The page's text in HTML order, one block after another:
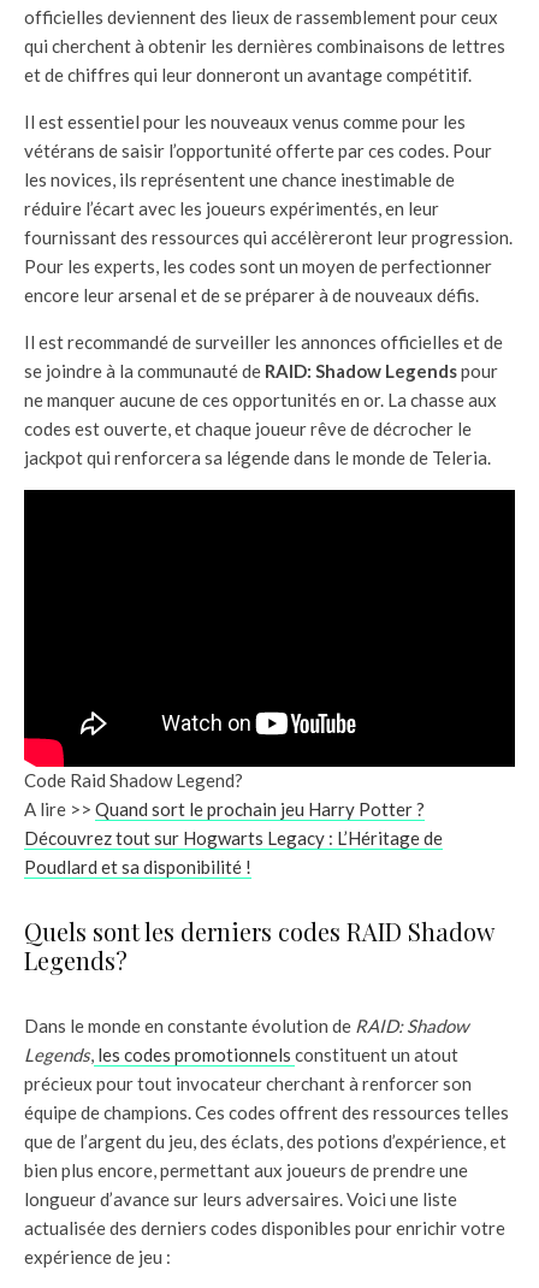
officielles deviennent des lieux de rassemblement pour ceux
qui cherchent à obtenir les dernières combinaisons de lettres
et de chiffres qui leur donneront un avantage compétitif.
Il est essentiel pour les nouveaux venus comme pour les
vétérans de saisir l’opportunité offerte par ces codes. Pour
les novices, ils représentent une chance inestimable de
réduire l’écart avec les joueurs expérimentés, en leur
fournissant des ressources qui accélèreront leur progression.
Pour les experts, les codes sont un moyen de perfectionner
encore leur arsenal et de se préparer à de nouveaux défis.
Il est recommandé de surveiller les annonces officielles et de
se joindre à la communauté de RAID: Shadow Legendspour
ne manquer aucune de ces opportunités en or. La chasse aux
codes est ouverte, et chaque joueur rêve de décrocher le
jackpot qui renforcera sa légende dans le monde de Teleria.
Code Raid Shadow Legend?
A lire >> Quand sort le prochain jeu Harry Potter ?
Découvrez tout sur Hogwarts Legacy : L’Héritage de
Poudlard et sa disponibilité !
Quels sont les derniers codes RAID Shadow
Legends?
Dans le monde en constante évolution de RAID: Shadow
Legends, les codes promotionnels constituent un atout
précieux pour tout invocateur cherchant à renforcer son
équipe de champions. Ces codes offrent des ressources telles
que de l’argent du jeu, des éclats, des potions d’expérience, et
bien plus encore, permettant aux joueurs de prendre une
longueur d’avance sur leurs adversaires. Voici une liste
actualisée des derniers codes disponibles pour enrichir votre
expérience de jeu :